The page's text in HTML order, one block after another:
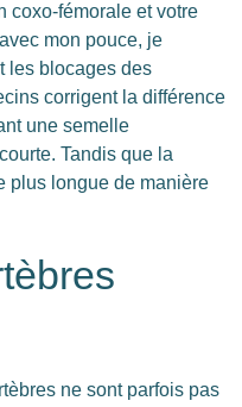
coxo-fémorale et votre
mon pouce, je
les blocages des
corrigent la différence
une semelle
Tandis que la
plus longue de manière
ne sont parfois pas